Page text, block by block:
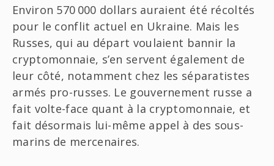
Environ 570 000 dollars auraient été récoltés
pour le conflit actuel en Ukraine. Mais les
Russes, qui au départ voulaient bannir la
cryptomonnaie, s’en servent également de
leur côté, notamment chez les séparatistes
armés pro-russes. Le gouvernement russe a
fait volte-face quant à la cryptomonnaie, et
fait désormais lui-même appel à des sous-
marins de mercenaires.